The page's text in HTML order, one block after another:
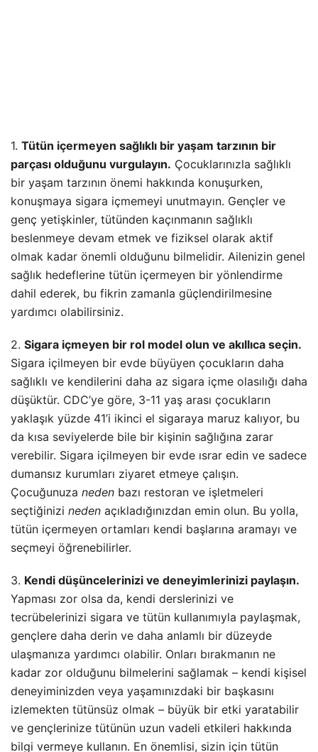
1. Tütün içermeyen sağlıklı bir yaşam tarzının bir
parçası olduğunu vurgulayın. Çocuklarınızla sağlıklı
bir yaşam tarzının önemi hakkında konuşurken,
konuşmaya sigara içmemeyi unutmayın. Gençler ve
genç yetişkinler, tütünden kaçınmanın sağlıklı
beslenmeye devam etmek ve fiziksel olarak aktif
olmak kadar önemli olduğunu bilmelidir. Ailenizin genel
sağlık hedeflerine tütün içermeyen bir yönlendirme
dahil ederek, bu fikrin zamanla güçlendirilmesine
yardımcı olabilirsiniz.
2. Sigara içmeyen bir rol model olun ve akıllıca seçin.
Sigara içilmeyen bir evde büyüyen çocukların daha
sağlıklı ve kendilerini daha az sigara içme olasılığı daha
düşüktür. CDC’ye göre, 3-11 yaş arası çocukların
yaklaşık yüzde 41’i ikinci el sigaraya maruz kalıyor, bu
da kısa seviyelerde bile bir kişinin sağlığına zarar
verebilir. Sigara içilmeyen bir evde ısrar edin ve sadece
dumansız kurumları ziyaret etmeye çalışın.
Çocuğunuza neden bazı restoran ve işletmeleri
seçtiğinizi neden açıkladığınızdan emin olun. Bu yolla,
tütün içermeyen ortamları kendi başlarına aramayı ve
seçmeyi öğrenebilirler.
3. Kendi düşüncelerinizi ve deneyimlerinizi paylaşın.
Yapması zor olsa da, kendi derslerinizi ve
tecrübelerinizi sigara ve tütün kullanımıyla paylaşmak,
gençlere daha derin ve daha anlamlı bir düzeyde
ulaşmanıza yardımcı olabilir. Onları bırakmanın ne
kadar zor olduğunu bilmelerini sağlamak – kendi kişisel
deneyiminizden veya yaşamınızdaki bir başkasını
izlemekten tütünsüz olmak – büyük bir etki yaratabilir
ve gençlerinize tütünün uzun vadeli etkileri hakkında
bilgi vermeye kullanın. En önemlisi, sizin için tütün